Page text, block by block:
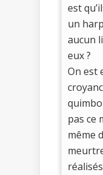
est
un
aucun
eux ?
On est
pas ce
même